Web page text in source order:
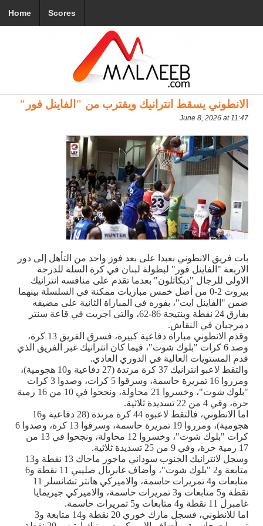
Home Scores
الانطوني يسقط انترانيك ويقترب من "الفاينل فور"
June 8, 2026 at 11:47
بات فريق الانطوني بعبدا على بعد فوز واحد من التأهل إلى دور
الاربعة "الفاينل فور" لبطولة لبنان في كرة السلة للدرجة
الاولى للرجال "ديكاتلون" بعدما تقدم على منافسه انترانيك
بيروت 2-0 من أصل خمس مباريات ممكنة في السلسلة بينهما
ضمن "الفاينل ايت"، بفوزه في المباراة الثانية على مضيفه
بفارق 24 نقطة وبنتيجة 86-62، والتي اجريت في قاعة سنتر
دمرجيان في النقاش.
وقدم الانطوني مباراة دفاعية كبيرة، فسرق الفريق 13 كرة،
وصد 6 كرات "بلوك شوت"، فيما كان انترانيك غبر الفريق الذي
قدم المستويات العالية في الدوري العادي.
والتقط لاعبو انترانيك 37 كرة مرتدة (27 دفاعية و10 هجومية)،
ومرروا 16 تمريرة حاسمة، وسرقوا 5 كرات، وصدوا 3 كرات
"بلوك شوت"، وخسروا 21 محاولة، ونجحوا في 10 من 16 رمية
حرة، وفي 4 من 22 تسديدة ثلاثية.
اما الانطوني، فالتقط لاعبوه 44 كرة مرتدة (28 دفاعية و16
هجومية)، ومرروا 19 تمريرة حاسمة، وسرقوا 13 كرة، وصدوا 6
كرات "بلوك شوت"، وخسروا 12 محاولة، ونجحوا في 13 من
17 رمية حرة، وفي 9 من 25 تسديدة ثلاثية.
وسجل لانترانيك الجنوب سوداني ماجور ماجاك 13 نقطة و13
متابعة و2 "بلوك شوت"، وأضاف غابريال صليبي 11 نقطة و6
متابعات و4 تمريرات حاسمة، والاميركي هانتر تشانسلر 11
نقطة و5 متابعات و3 تمريرات حاسمة، والاميركي جيريمايا
غامبرل 11 نقطة و4 متابعات و5 تمريرات حاسمة.
اما للانطوني، فسجل مارك خوري 20 نقطة و14 متابعة و3